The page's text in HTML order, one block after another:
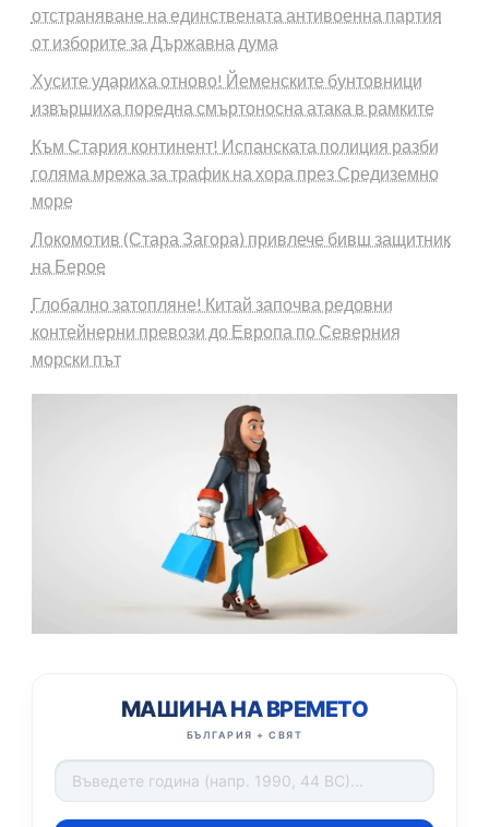
отстраняване на единствената антивоенна партия
от изборите за Държавна дума
Хусите удариха отново! Йеменските бунтовници
извършиха поредна смъртоносна атака в рамките
Към Стария континент! Испанската полиция разби
голяма мрежа за трафик на хора през Средиземно
море
Локомотив (Стара Загора) привлече бивш защитник
на Берое
Глобално затопляне! Китай започва редовни
контейнерни превози до Европа по Северния
морски път
МАШИНА НА ВРЕМЕТО
БЪЛГАРИЯ + СВЯТ